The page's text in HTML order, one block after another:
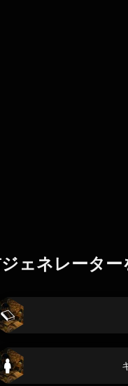
ェネレーター